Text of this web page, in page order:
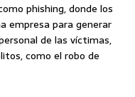
phishing, donde los
empresa para generar
de las víctimas,
como el robo de